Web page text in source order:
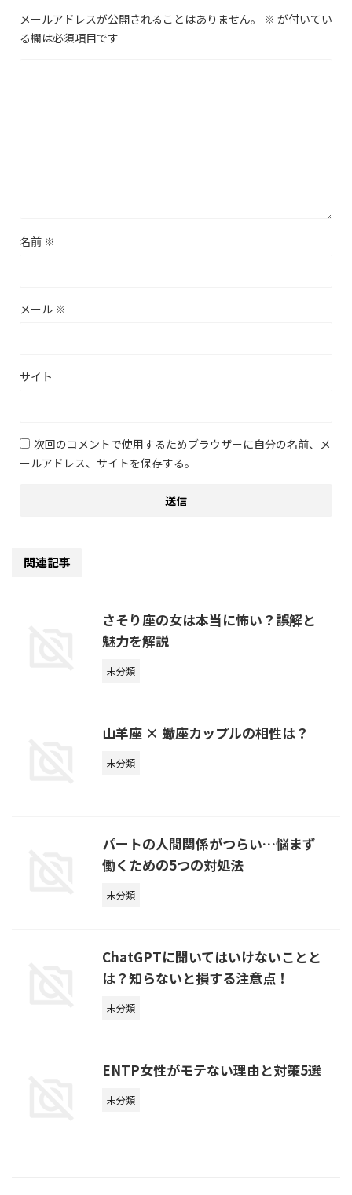
メールアドレスが公開されることはありません。 ※ が付いてい
る欄は必須項目です
名前 ※
メール ※
サイト
次回のコメントで使用するためブラウザーに自分の名前、メ
ールアドレス、サイトを保存する。
関連記事
さそり座の女は本当に怖い？誤解と
魅力を解説
未分類
山羊座 × 蠍座カップルの相性は？
未分類
パートの人間関係がつらい…悩まず
働くための5つの対処法
未分類
ChatGPTに聞いてはいけないことと
は？知らないと損する注意点！
未分類
ENTP女性がモテない理由と対策5選
未分類